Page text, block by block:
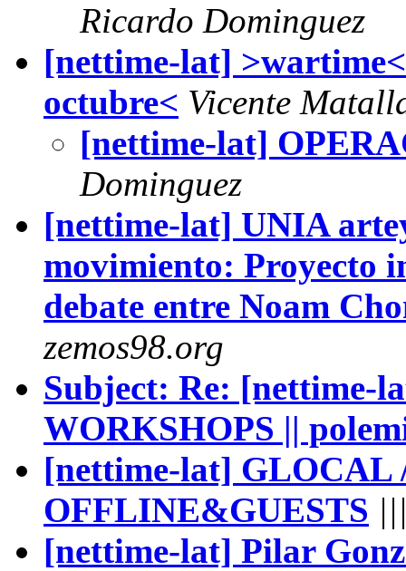
Ricardo Dominguez
[nettime-lat]
octubre< Vicente
[nettime-lat]
Dominguez
[nettime-lat] UNIA
movimiento: Proyecto
debate entre Noam
zemos98.org
Subject: Re: [nettime-
WORKSHOPS ||
[nettime-lat] GLOCAL
OFFLINE&GUESTS
[nettime-lat] Pilar